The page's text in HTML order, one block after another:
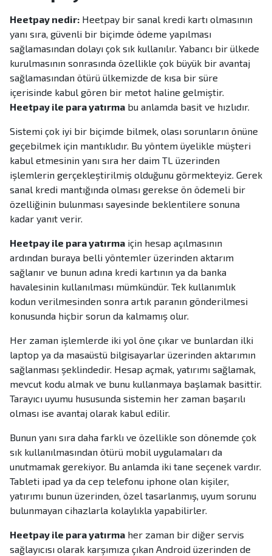
Heetpay nedir: Heetpay bir sanal kredi kartı olmasının
yanı sıra, güvenli bir biçimde ödeme yapılması
sağlamasından dolayı çok sık kullanılır. Yabancı bir ülkede
kurulmasının sonrasında özellikle çok büyük bir avantaj
sağlamasından ötürü ülkemizde de kısa bir süre
içerisinde kabul gören bir metot haline gelmiştir.
Heetpay ile para yatırma bu anlamda basit ve hızlıdır.
Sistemi çok iyi bir biçimde bilmek, olası sorunların önüne
geçebilmek için mantıklıdır. Bu yöntem üyelikle müşteri
kabul etmesinin yanı sıra her daim TL üzerinden
işlemlerin gerçekleştirilmiş olduğunu görmekteyiz. Gerek
sanal kredi mantığında olması gerekse ön ödemeli bir
özelliğinin bulunması sayesinde beklentilere sonuna
kadar yanıt verir.
Heetpay ile para yatırma için hesap açılmasının
ardından buraya belli yöntemler üzerinden aktarım
sağlanır ve bunun adına kredi kartının ya da banka
havalesinin kullanılması mümkündür. Tek kullanımlık
kodun verilmesinden sonra artık paranın gönderilmesi
konusunda hiçbir sorun da kalmamış olur.
Her zaman işlemlerde iki yol öne çıkar ve bunlardan ilki
laptop ya da masaüstü bilgisayarlar üzerinden aktarımın
sağlanması şeklindedir. Hesap açmak, yatırımı sağlamak,
mevcut kodu almak ve bunu kullanmaya başlamak basittir.
Tarayıcı uyumu hususunda sistemin her zaman başarılı
olması ise avantaj olarak kabul edilir.
Bunun yanı sıra daha farklı ve özellikle son dönemde çok
sık kullanılmasından ötürü mobil uygulamaları da
unutmamak gerekiyor. Bu anlamda iki tane seçenek vardır.
Tableti ipad ya da cep telefonu iphone olan kişiler,
yatırımı bunun üzerinden, özel tasarlanmış, uyum sorunu
bulunmayan cihazlarla kolaylıkla yapabilirler.
Heetpay ile para yatırma her zaman bir diğer servis
sağlayıcısı olarak karşımıza çıkan Android üzerinden de